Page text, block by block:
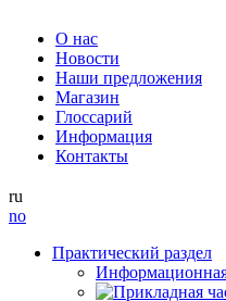
О нас
Новости
Наши предложения
Магазин
Глоссарий
Информация
Контакты
ru
no
Практический раздел
Информационная